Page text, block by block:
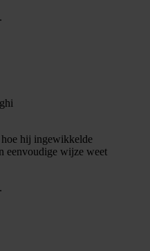
hij ingewikkelde
eenvoudige wijze weet